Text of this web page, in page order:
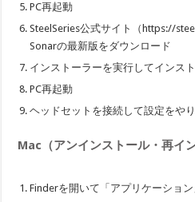
PC再起動
SteelSeries公式サイト（https://
Sonarの最新版をダウンロード
インストーラーを実行してインス
PC再起動
ヘッドセットを接続して設定をや
Mac（アンインストール・再イ
Finderを開いて「アプリケーション